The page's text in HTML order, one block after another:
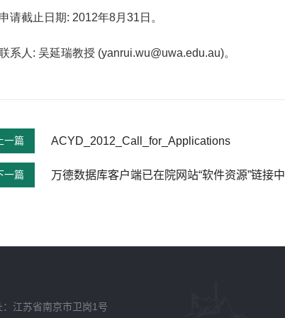
请截止日期: 2012年8月31 日。
系人 :吴延瑞教授 (yanrui.wu@uwa.edu.au)。
一篇 ACYD_2012_Call_for_Applications
一篇 万德数据库客户端已在院网站“软件资源”链接中
：江苏省南京市卫岗1号